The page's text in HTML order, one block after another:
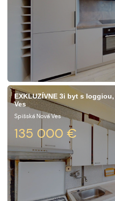
EXKLUZÍVNE 3i byt s
Ves
Spišská Nová Ves
135 000 €